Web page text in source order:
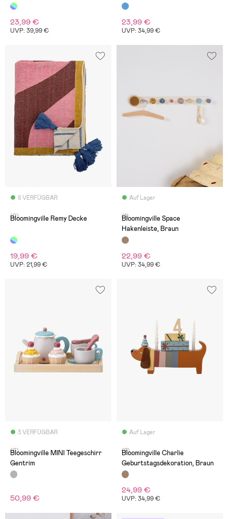
23,99 €
UVP: 39,99 €
23,99 €
UVP: 34,99 €
8 VERFÜGBAR
(0)
Bloomingville Remy Decke
19,99 €
UVP: 21,99 €
Auf Lager
(1)
Bloomingville Space
Hakenleiste, Braun
22,99 €
UVP: 34,99 €
3 VERFÜGBAR
(0)
Bloomingville MINI Teegeschirr
Gentrim
50,99 €
Auf Lager
(2)
Bloomingville Charlie
Geburtstagsdekoration, Braun
24,99 €
UVP: 34,99 €